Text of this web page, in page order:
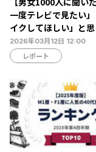
一度テレビで見たい
イクしてほしい」と
タレントランキング…
オロゴンやビビアン・
ランクイン【NEXER調
2026年03月12日 12:00
レポート